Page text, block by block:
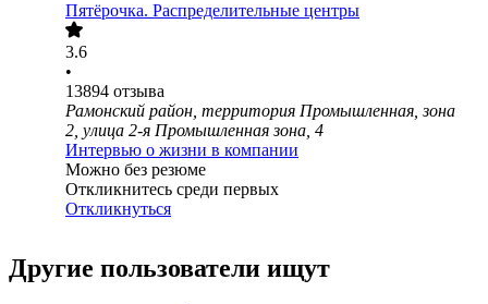
Пятёрочка. Распределительные центры
3.6
•
13894 отзыва
Рамонский район, территория Промышленная, зона
2, улица 2-я Промышленная зона, 4
Интервью о жизни в компании
Можно без резюме
Откликнитесь среди первых
Откликнуться
Другие пользователи ищут